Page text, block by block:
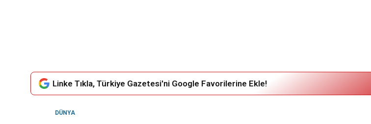
Linke Tıkla, Türkiye Gazetesi'ni Google Favorilerine Ekle!
DÜNYA